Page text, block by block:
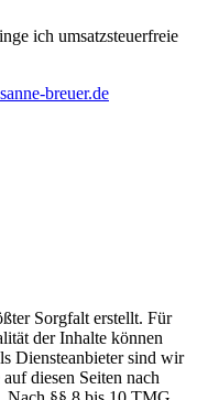
ich umsatzsteuerfreie
breuer.de
Sorgfalt erstellt. Für
der Inhalte können
Diensteanbieter sind wir
diesen Seiten nach